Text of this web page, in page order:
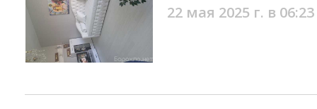
22 мая 2025 г. в 06:23